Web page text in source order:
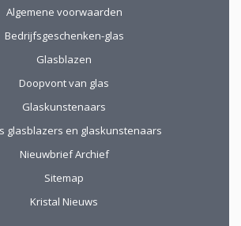
Algemene voorwaarden
Bedrijfsgeschenken-glas
Glasblazen
Doopvont van glas
Glaskunstenaars
glasblazers en glaskunstenaars
Nieuwbrief Archief
Sitemap
Kristal Nieuws